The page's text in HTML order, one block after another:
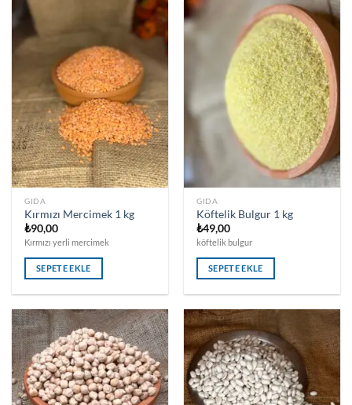
GIDA
Kırmızı Mercimek 1 kg
₺90,00
Kırmızı yerli mercimek
SEPETE EKLE
GIDA
Köftelik Bulgur 1 kg
₺49,00
köftelik bulgur
SEPETE EKLE